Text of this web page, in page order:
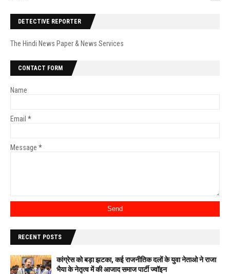
DETECTIVE REPORTER
The Hindi News Paper & News Services
CONTACT FORM
Name
Email *
Message *
RECENT POSTS
कांग्रेस को बड़ा झटका, कई राजनीतिक दलों के युवा नेताओ ने राजा
भैया के नेतृत्व में की आजाद समाज पार्टी ज्वॉइन